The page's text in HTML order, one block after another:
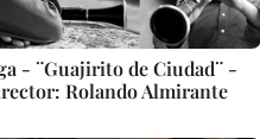
- ¨Guajirito de Ciudad¨ -
Rolando Almirante